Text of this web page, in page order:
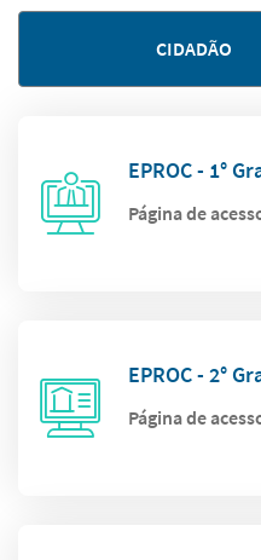
CIDADÃO
EPROC - 1°
Página de
EPROC - 2°
Página de